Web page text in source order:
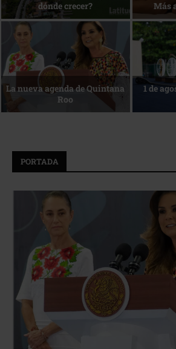
mesa
Reconocimiento de viajeros La
PORTADA